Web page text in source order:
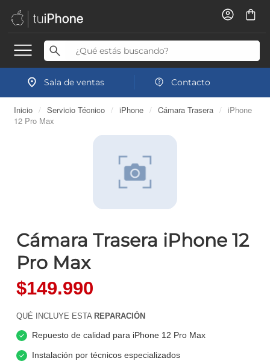
Sala de ventas Contacto
Inicio / Servicio Técnico / iPhone / Cámara Trasera / iPhone
12 Pro Max
Cámara Trasera iPhone 12
Pro Max
$149.990
QUÉ INCLUYE ESTA REPARACIÓN
Repuesto de calidad para iPhone 12 Pro Max
Instalación por técnicos especializados